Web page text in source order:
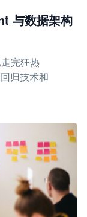
与数据架构
完狂热
归技术和